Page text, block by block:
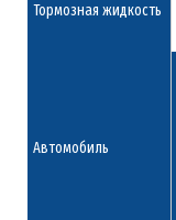
Тормозная жидкость
Автомобиль